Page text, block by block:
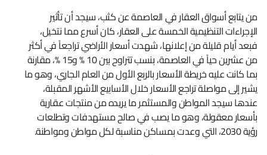
من يتابع أسواق العقار في العاصمة عن كثب، سيجد أن تأثير
الإجراءات التنظيمية الخمسة على العقار، كان أسرع مما نتخيل،
فبعد أيام قليلة من إعلانها، شهدت أسعار الأراضي تراجعاً في أكثر
من عشرين حياً في العاصمة، بنسب تتراوح بين 10 % و15 %، مقارنة
بما كانت عليه خريطة الأسعار بالربع الأول من العام الجاري، وهو ما
يشير إلى مواصلة تراجع الأسعار خلال الأسابيع الأشهر المقبلة،
عندها سيجد المواطن والمستثمر ما يريده من منتجات عقارية
بأسعار معقولة، وهو ما يصب في صالح مستهدفات وتطلعات
رؤية 2030، التي وعدت بمساكن مناسبة لكل مواطن ومواطنة.